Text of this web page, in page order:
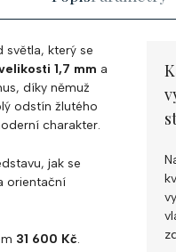
světla, který se
1,7 mm a
díky němuž
odstín žlutého
charakter.
jak se
orientační
31 600 Kč.